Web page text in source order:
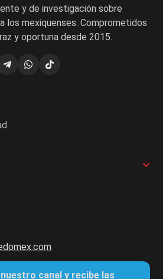
y de investigación sobre
los mexiquenses. Comprometidos
y oportuna desde 2015.
canal y recibe las